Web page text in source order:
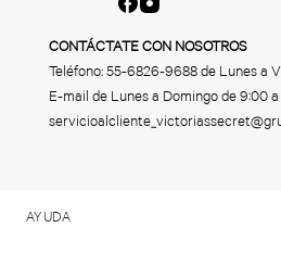
CONTÁCTATE CON NOSOTROS
Teléfono:55-6826-9688de Lunes a
E-mail de Lunes a Domingo de 9:00 a
AYUDA